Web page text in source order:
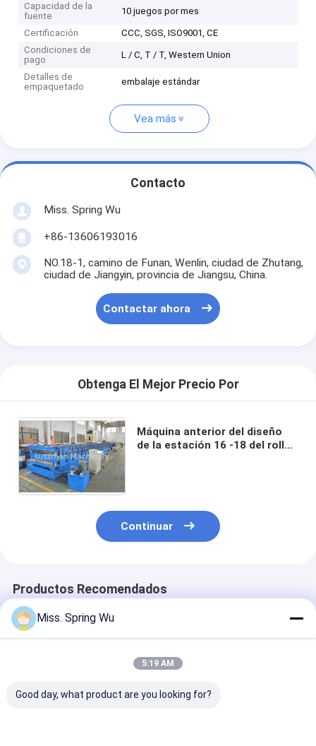
Capacidad de la
fuente
10 juegos por mes
Certificación
CCC, SGS, ISO9001, CE
Condiciones de
pago
L / C, T / T, Western Union
Detalles de
empaquetado
embalaje estándar
Vea más
Contacto
Miss. Spring Wu
+86-13606193016
NO.18-1, camino de Funan, Wenlin, ciudad de Zhutang,
ciudad de Jiangyin, provincia de Jiangsu, China.
Contactar ahora
Obtenga El Mejor Precio Por
Máquina anterior del diseño
de la estación 16 -18 del rollo
Continuar
Productos Recomendados
Miss. Spring Wu
5:19 AM
Good day, what product are you looking for?